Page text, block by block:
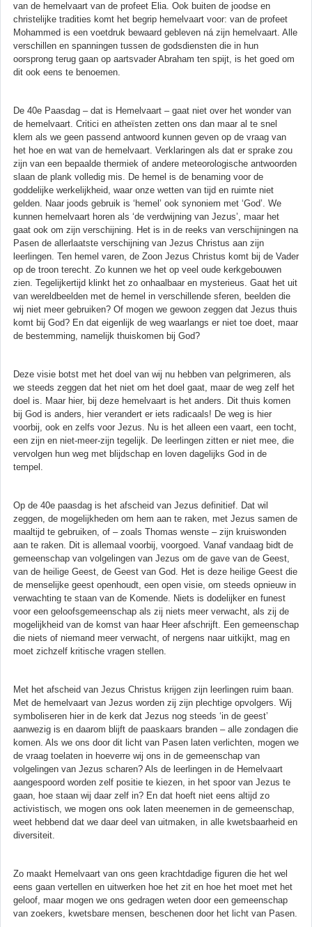
van de hemelvaart van de profeet Elia. Ook buiten de joodse en
christelijke tradities komt het begrip hemelvaart voor: van de profeet
Mohammed is een voetdruk bewaard gebleven ná zijn hemelvaart. Alle
verschillen en spanningen tussen de godsdiensten die in hun
oorsprong terug gaan op aartsvader Abraham ten spijt, is het goed om
dit ook eens te benoemen.
De 40e Paasdag – dat is Hemelvaart – gaat niet over het wonder van
de hemelvaart. Critici en atheïsten zetten ons dan maar al te snel
klem als we geen passend antwoord kunnen geven op de vraag van
het hoe en wat van de hemelvaart. Verklaringen als dat er sprake zou
zijn van een bepaalde thermiek of andere meteorologische antwoorden
slaan de plank volledig mis. De hemel is de benaming voor de
goddelijke werkelijkheid, waar onze wetten van tijd en ruimte niet
gelden. Naar joods gebruik is ‘hemel’ ook synoniem met ‘God’. We
kunnen hemelvaart horen als ‘de verdwijning van Jezus’, maar het
gaat ook om zijn verschijning. Het is in de reeks van verschijningen na
Pasen de allerlaatste verschijning van Jezus Christus aan zijn
leerlingen. Ten hemel varen, de Zoon Jezus Christus komt bij de Vader
op de troon terecht. Zo kunnen we het op veel oude kerkgebouwen
zien. Tegelijkertijd klinkt het zo onhaalbaar en mysterieus. Gaat het uit
van wereldbeelden met de hemel in verschillende sferen, beelden die
wij niet meer gebruiken? Of mogen we gewoon zeggen dat Jezus thuis
komt bij God? En dat eigenlijk de weg waarlangs er niet toe doet, maar
de bestemming, namelijk thuiskomen bij God?
Deze visie botst met het doel van wij nu hebben van pelgrimeren, als
we steeds zeggen dat het niet om het doel gaat, maar de weg zelf het
doel is. Maar hier, bij deze hemelvaart is het anders. Dit thuis komen
bij God is anders, hier verandert er iets radicaals! De weg is hier
voorbij, ook en zelfs voor Jezus. Nu is het alleen een vaart, een tocht,
een zijn en niet-meer-zijn tegelijk. De leerlingen zitten er niet mee, die
vervolgen hun weg met blijdschap en loven dagelijks God in de
tempel.
Op de 40e paasdag is het afscheid van Jezus definitief. Dat wil
zeggen, de mogelijkheden om hem aan te raken, met Jezus samen de
maaltijd te gebruiken, of – zoals Thomas wenste – zijn kruiswonden
aan te raken. Dit is allemaal voorbij, voorgoed. Vanaf vandaag bidt de
gemeenschap van volgelingen van Jezus om de gave van de Geest,
van de heilige Geest, de Geest van God. Het is deze heilige Geest die
de menselijke geest openhoudt, een open visie, om steeds opnieuw in
verwachting te staan van de Komende. Niets is dodelijker en funest
voor een geloofsgemeenschap als zij niets meer verwacht, als zij de
mogelijkheid van de komst van haar Heer afschrijft. Een gemeenschap
die niets of niemand meer verwacht, of nergens naar uitkijkt, mag en
moet zichzelf kritische vragen stellen.
Met het afscheid van Jezus Christus krijgen zijn leerlingen ruim baan.
Met de hemelvaart van Jezus worden zij zijn plechtige opvolgers. Wij
symboliseren hier in de kerk dat Jezus nog steeds ‘in de geest’
aanwezig is en daarom blijft de paaskaars branden – alle zondagen die
komen. Als we ons door dit licht van Pasen laten verlichten, mogen we
de vraag toelaten in hoeverre wij ons in de gemeenschap van
volgelingen van Jezus scharen? Als de leerlingen in de Hemelvaart
aangespoord worden zelf positie te kiezen, in het spoor van Jezus te
gaan, hoe staan wij daar zelf in? En dat hoeft niet eens altijd zo
activistisch, we mogen ons ook laten meenemen in de gemeenschap,
weet hebbend dat we daar deel van uitmaken, in alle kwetsbaarheid en
diversiteit.
Zo maakt Hemelvaart van ons geen krachtdadige figuren die het wel
eens gaan vertellen en uitwerken hoe het zit en hoe het moet met het
geloof, maar mogen we ons gedragen weten door een gemeenschap
van zoekers, kwetsbare mensen, beschenen door het licht van Pasen.